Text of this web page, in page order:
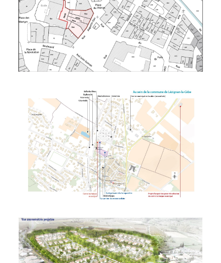
Procédure D'expropriation
Procédure D'expropriation